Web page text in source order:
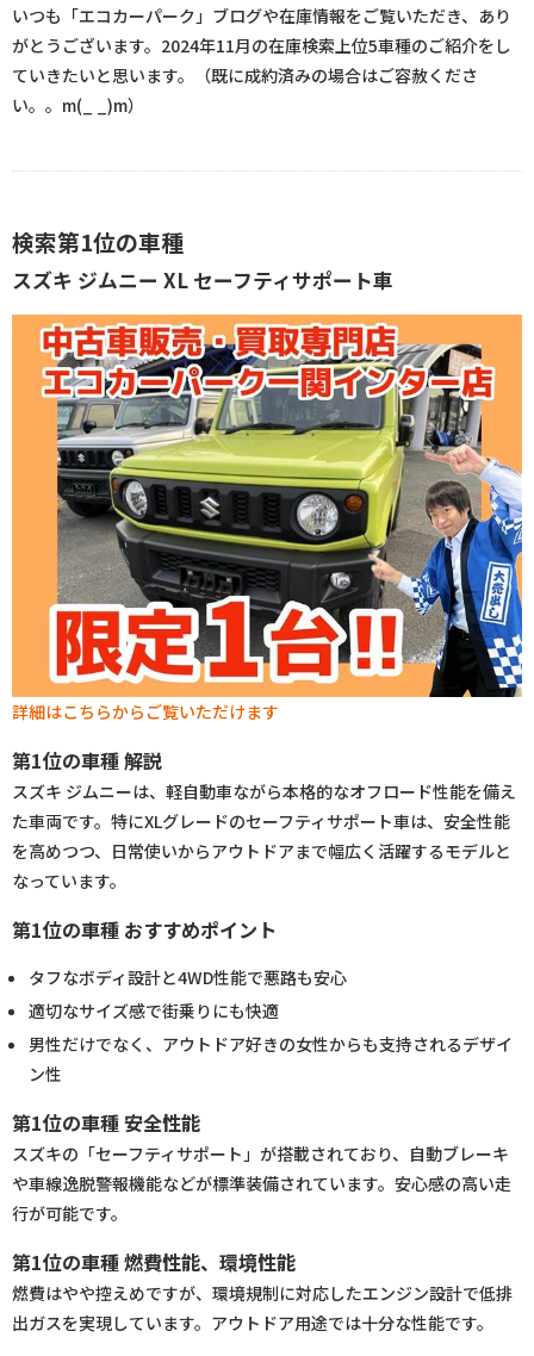
いつも「エコカーパーク」ブログや在庫情報をご覧いただき、あり
がとうございます。2024年11月の在庫検索上位5車種のご紹介をし
ていきたいと思います。（既に成約済みの場合はご容赦くださ
い。。m(_ _)m）
検索第1位の車種
スズキ ジムニー XL セーフティサポート車
詳細はこちらからご覧いただけます
第1位の車種 解説
スズキ ジムニーは、軽自動車ながら本格的なオフロード性能を備え
た車両です。特にXLグレードのセーフティサポート車は、安全性能
を高めつつ、日常使いからアウトドアまで幅広く活躍するモデルと
なっています。
第1位の車種 おすすめポイント
タフなボディ設計と4WD性能で悪路も安心
適切なサイズ感で街乗りにも快適
男性だけでなく、アウトドア好きの女性からも支持されるデザイ
ン性
第1位の車種 安全性能
スズキの「セーフティサポート」が搭載されており、自動ブレーキ
や車線逸脱警報機能などが標準装備されています。安心感の高い走
行が可能です。
第1位の車種 燃費性能、環境性能
燃費はやや控えめですが、環境規制に対応したエンジン設計で低排
出ガスを実現しています。アウトドア用途では十分な性能です。